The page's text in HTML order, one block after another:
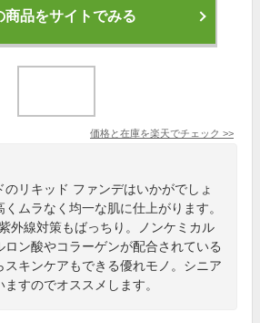
商品をサイトでみる
価格と在庫を楽天でチェック >>
のリキッド ファンデはいかがでしょ
ムラなく均一な肌に仕上がります。
外線対策もばっちり。ノンケミカル
ロン酸やコラーゲンが配合されている
スキンケアもできる優れモノ。シニア
すのでオススメします。